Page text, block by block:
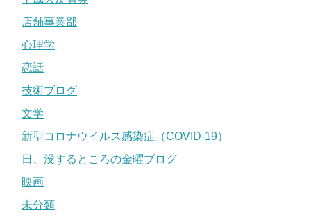
店舗事業部
心理学
恋話
技術ブログ
文学
新型コロナウイルス感染症（COVID-19）
日、没するところの金曜ブログ
映画
未分類